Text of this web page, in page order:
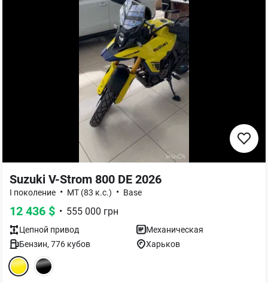
Suzuki V-Strom 800 DE 2026
I поколение • MT (83 к.с.) • Base
12 436 $ • 555 000 грн
Цепной привод
Механическая
Бензин, 776 кубов Харьков